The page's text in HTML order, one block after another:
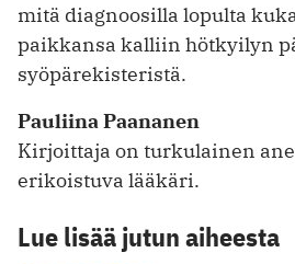
mitä diagnoosilla lopulta
paikkansa kalliin hötkyilyn
syöpärekisteristä.
Pauliina Paananen
Kirjoittaja on turkulainen
erikoistuva lääkäri.
Lue lisää jutun aiheesta